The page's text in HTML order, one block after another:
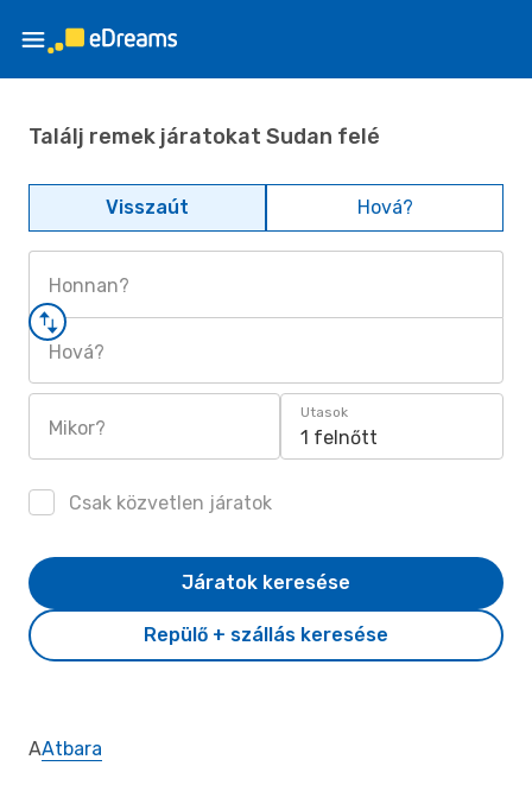
Találj remek járatokat Sudan felé
Visszaút Hová?
Honnan?
Hová?
Mikor?
Utasok
1 felnőtt
Csak közvetlen járatok
Repülő + szállás keresése
Járatok keresése
AAtbara